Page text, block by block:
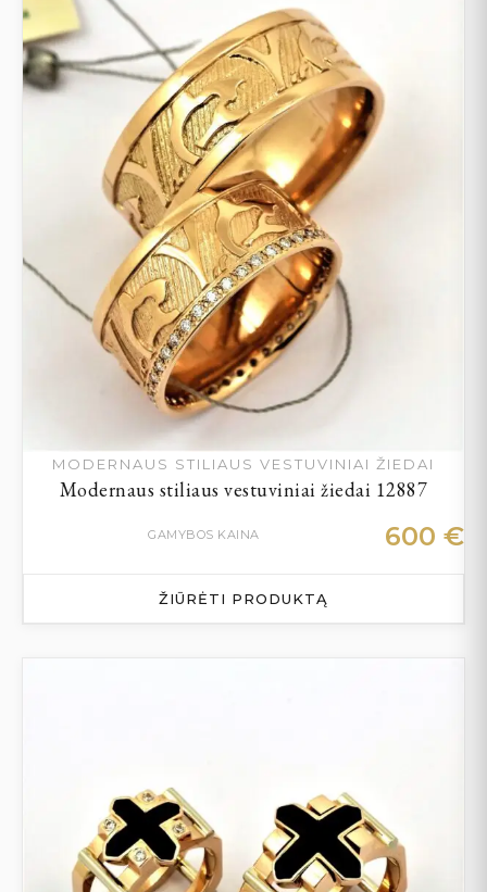
MODERNAUS STILIAUS VESTUVINIAI ŽIEDAI
Modernaus stiliaus vestuviniai žiedai 12887
GAMYBOS KAINA 600 €
ŽIŪRĖTI PRODUKTĄ